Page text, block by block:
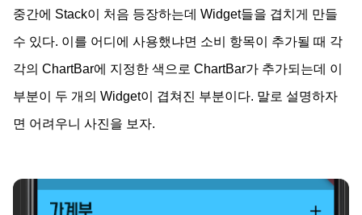
중간에 Stack이 처음 등장하는데 Widget들을 겹치게 만들
수 있다. 이를 어디에 사용했냐면 소비 항목이 추가될 때 각
각의 ChartBar에 지정한 색으로 ChartBar가 추가되는데 이
부분이 두 개의 Widget이 겹쳐진 부분이다. 말로 설명하자
면 어려우니 사진을 보자.